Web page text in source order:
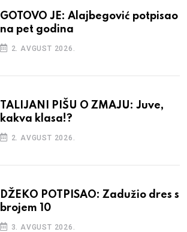
GOTOVO JE: Alajbegović potpisao
na pet godina
2. AVGUST 2026.
TALIJANI PIŠU O ZMAJU: Juve,
kakva klasa!?
2. AVGUST 2026.
DŽEKO POTPISAO: Zadužio dres s
brojem 10
3. AVGUST 2026.